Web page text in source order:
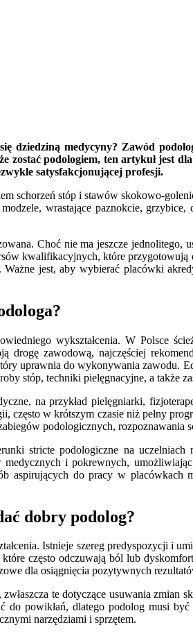
dziedziną medycyny? Zawód
zostać podologiem, ten artykuł jest
satysfakcjonującej profesji.
schorzeń stóp i stawów skokowo-
wrastające paznokcie,
Choć nie ma jeszcze
kwalifikacyjnych, które
jest, aby wybierać placówki
wykształcenia. W Polsce
zawodową, najczęściej
uprawnia do wykonywania zawodu.
stóp, techniki pielęgnacyjne, a także
na przykład pielęgniarki,
często w krótszym czasie niż pełny
podologicznych, rozpoznawania
stricte podologiczne na
i pokrewnych,
aspirujących do pracy w
dobry podolog?
Istnieje szereg predyspozycji i
często odczuwają ból lub
dla osiągnięcia pozytywnych
te dotyczące usuwania
do powikłań, dlatego podolog musi
narzędziami i sprzętem.